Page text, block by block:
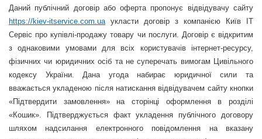
Даний публічний договір або оферта пропонує відвідувачу сайту
https://kiev-itservice.com.uaукласти договір з компанією Київ ІТ
Сервіс про купівлі-продажу товару чи послуги. Договір є відкритим
з однаковими умовами для всіх користувачів інтернет-ресурсу,
фізичних чи юридичних осіб та не суперечать вимогам Цивільного
кодексу України. Дана угода набирає юридичної сили та
вважається укладеною після натискання відвідувачем сайту кнопки
«Підтвердити замовлення» на сторінці оформлення в розділі
«Кошик». Підтверджується факт укладення публічного договору
шляхом надсилання електронного повідомлення на вказану